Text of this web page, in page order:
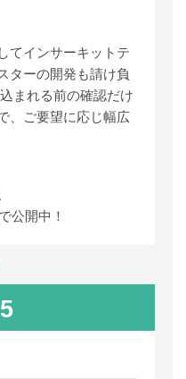
てインサーキットテ
ターの開発も請け負
まれる前の確認だけ
、ご要望に応じ幅広
で公開中！
5